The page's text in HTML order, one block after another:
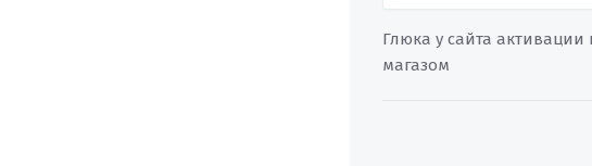
Глюка у сайта активации
магазом